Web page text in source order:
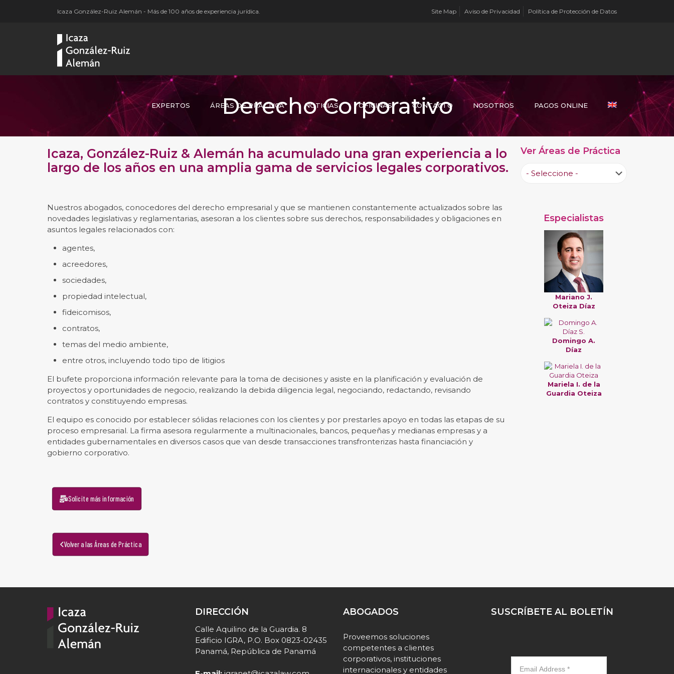
Icaza González-Ruiz Alemán - Más de 100 años de experiencia jurídica. Site Map Aviso de Privacidad Política de Protección de Datos
EXPERTOS ÁREAS DE PRÁCTICA NOTICIAS OFICINAS CONTACTO NOSOTROS PAGOS ONLINE
Derecho Corporativo
Icaza, González-Ruiz & Alemán ha acumulado una gran experiencia a lo
largo de los años en una amplia gama de servicios legales corporativos.
Nuestros abogados, conocedores del derecho empresarial y que se mantienen constantemente actualizados sobre las
novedades legislativas y reglamentarias, asesoran a los clientes sobre sus derechos, responsabilidades y obligaciones en
asuntos legales relacionados con:
agentes,
acreedores,
sociedades,
propiedad intelectual,
fideicomisos,
contratos,
temas del medio ambiente,
entre otros, incluyendo todo tipo de litigios
El bufete proporciona información relevante para la toma de decisiones y asiste en la planificación y evaluación de
proyectos y oportunidades de negocio, realizando la debida diligencia legal, negociando, redactando, revisando
contratos y constituyendo empresas.
El equipo es conocido por establecer sólidas relaciones con los clientes y por prestarles apoyo en todas las etapas de su
proceso empresarial. La firma asesora regularmente a multinacionales, bancos, pequeñas y medianas empresas y a
entidades gubernamentales en diversos casos que van desde transacciones transfronterizas hasta financiación y
gobierno corporativo.
Solicite más información
Ver Áreas de Práctica
Especialistas
Mariano J.
Oteiza Díaz
Domingo A.
Díaz
Mariela I. de la
Guardia Oteiza
Volver a las Áreas de Práctica
DIRECCIÓN
Calle Aquilino de la Guardia. 8
Edificio IGRA, P.O. Box 0823-02435
Panamá, República de Panamá
ABOGADOS
Proveemos soluciones
competentes a clientes
corporativos, instituciones
internacionales y entidades
SUSCRÍBETE AL BOLETÍN